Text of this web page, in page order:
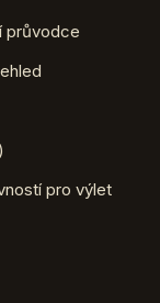
průvodce
pro výlet